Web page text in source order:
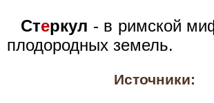
Стеркул - в римской
плодородных земель.
Источники: